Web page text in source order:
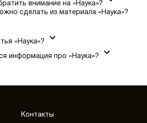
внимание на «Наука»?
сделать из материала «Наука»?
«Наука»?
информация про «Наука»?
Контакты